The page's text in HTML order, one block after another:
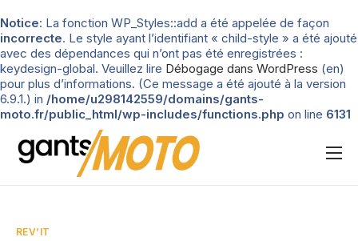
Notice: La fonction WP_Styles::add a été appelée de façon
incorrecte. Le style ayant l’identifiant « child-style » a été ajouté
avec des dépendances qui n’ont pas été enregistrées :
keydesign-global. Veuillez lire Débogage dans WordPress (en)
pour plus d’informations. (Ce message a été ajouté à la version
6.9.1.) in /home/u298142559/domains/gants-
moto.fr/public_html/wp-includes/functions.php on line 6131
Nos tests
REV’IT